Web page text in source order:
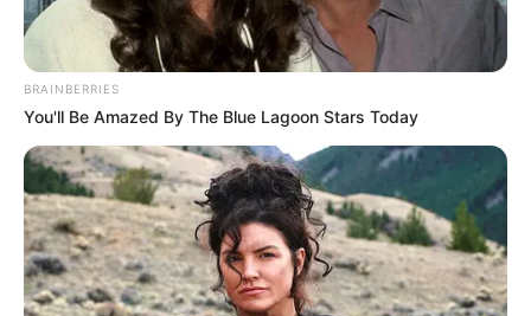
BRAINBERRIES
You'll Be Amazed By The Blue Lagoon Stars Today